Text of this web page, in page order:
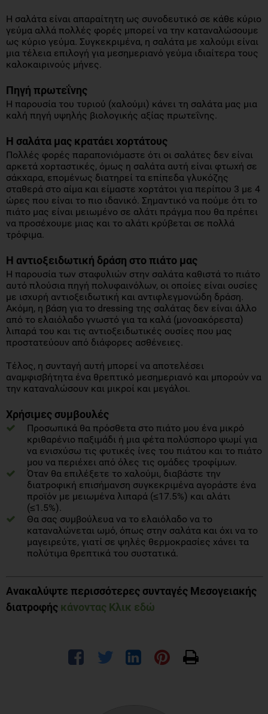
Η σαλάτα είναι απαραίτητη ως συνοδευτικό σε κάθε κύριο
γεύμα αλλά πολλές φορές μπορεί να την καταναλώσουμε
ως κύριο γεύμα. Συγκεκριμένα, η σαλάτα με χαλούμι είναι
μια τέλεια επιλογή για μεσημεριανό γεύμα ιδιαίτερα τους
καλοκαιρινούς μήνες.
Πηγή πρωτεΐνης
Η παρουσία του τυριού (χαλούμι) κάνει τη σαλάτα μας μια
καλή πηγή υψηλής βιολογικής αξίας πρωτεΐνης.
Η σαλάτα μας κρατάει χορτάτους
Πολλές φορές παραπονιόμαστε ότι οι σαλάτες δεν είναι
αρκετά χορταστικές, όμως η σαλάτα αυτή είναι φτωχή σε
σάκχαρα, επομένως διατηρεί τα επίπεδα γλυκόζης
σταθερά στο αίμα και είμαστε χορτάτοι για περίπου 3 με 4
ώρες που είναι το πιο ιδανικό. Σημαντικό να πούμε ότι το
πιάτο μας είναι μειωμένο σε αλάτι πράγμα που θα πρέπει
να προσέχουμε μιας και το αλάτι κρύβεται σε πολλά
τρόφιμα.
Η αντιοξειδωτική δράση στο πιάτο μας
Η παρουσία των σταφυλιών στην σαλάτα καθιστά το πιάτο
αυτό πλούσια πηγή πολυφαινόλων, oι οποίες είναι ουσίες
με ισχυρή αντιοξειδωτική και αντιφλεγμονώδη δράση.
Ακόμη, η βάση για το dressing της σαλάτας δεν είναι άλλο
από το ελαιόλαδο γνωστό για τα καλά (μονοακόρεστα)
λιπαρά του και τις αντιοξειδωτικές ουσίες που μας
προστατεύουν από διάφορες ασθένειες.
Τέλος, η συνταγή αυτή μπορεί να αποτελέσει
αναμφισβήτητα ένα θρεπτικό μεσημεριανό και μπορούν να
την καταναλώσουν και μικροί και μεγάλοι.
Χρήσιμες συμβουλές
Προσωπικά θα πρόσθετα στο πιάτο μου ένα μικρό
κριθαρένιο παξιμάδι ή μια φέτα πολύσπορο ψωμί για
να ενισχύσω τις φυτικές ίνες του πιάτου και το πιάτο
μου να περιέχει από όλες τις ομάδες τροφίμων.
Όταν θα επιλέξετε το χαλούμι, διαβάστε την
διατροφική επισήμανση συγκεκριμένα αγοράστε ένα
προϊόν με μειωμένα λιπαρά (≤17.5%) και αλάτι
(≤1.5%).
Θα σας συμβούλευα να το ελαιόλαδο να το
καταναλώνεται ωμό, όπως στην σαλάτα και όχι να το
μαγειρεύτε, γιατί σε ψηλές θερμοκρασίες χάνει τα
πολύτιμα θρεπτικά του συστατικά.
Ανακαλύψτε περισσότερες συνταγές Μεσογειακής
διατροφής κάνοντας Κλικ εδώ